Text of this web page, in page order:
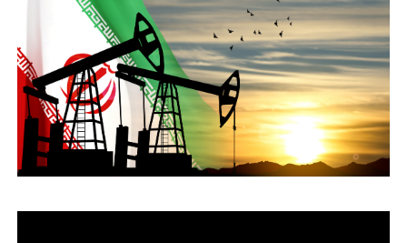
運営会社
ファミリーオフィスとは
関連書籍
メールマガジン登録
よくある質問